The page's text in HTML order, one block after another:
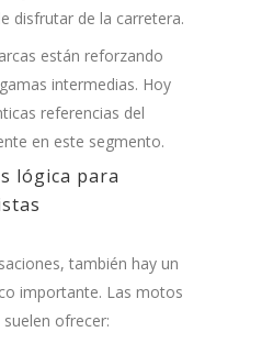
disfrutar de la carretera.
están reforzando
intermedias. Hoy
referencias del
en este segmento.
lógica para
también hay un
importante. Las motos
ofrecer: